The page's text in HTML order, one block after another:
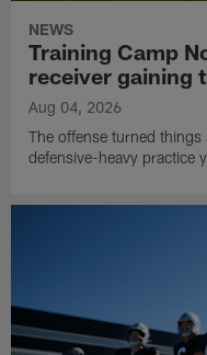
NEWS
Training Camp
receiver gaining
Aug 04, 2026
The offense turned
defensive-heavy practice